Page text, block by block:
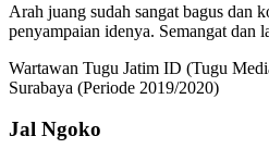
Arah juang sudah sangat bagus dan
penyampaian idenya. Semangat dan
Wartawan Tugu Jatim ID (Tugu
Surabaya (Periode 2019/2020)
Jal Ngoko